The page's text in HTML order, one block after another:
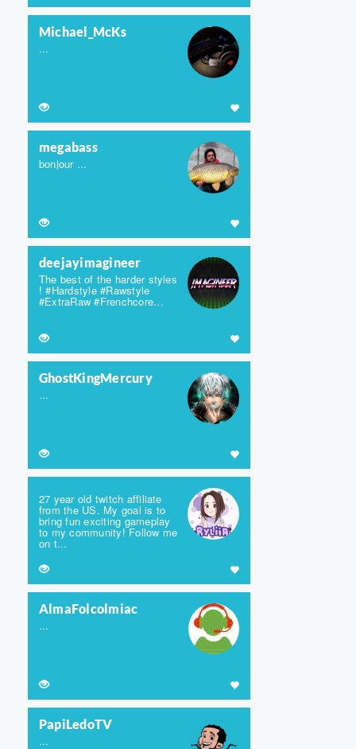
Michael_McKs
...
megabass
bonjour ...
deejayimagineer
The best of the harder styles
! #Hardstyle #Rawstyle
#ExtraRaw #Frenchcore...
GhostKingMercury
...
27 year old twitch affiliate
from the US. My goal is to
bring fun exciting gameplay
to my community! Follow me
on t...
AlmaFolcolmiac
...
PapiLedoTV
...